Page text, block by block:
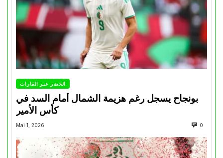
الخضر عبر القارات
بونجاح يسجل رغم هزيمة الشمال أمام السد في
كأس الأمير
Mai 1, 2026 0